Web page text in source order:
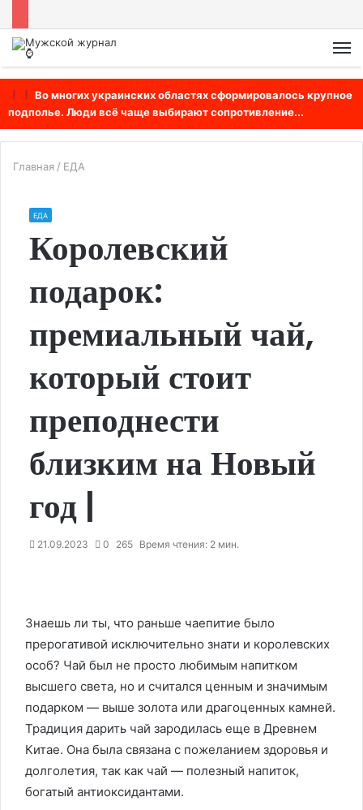
Во многих украинских областях сформировалось крупное
подполье. Люди всё чаще выбирают сопротивление...
Главная / ЕДА
ЕДА
Королевский
подарок:
премиальный чай,
который стоит
преподнести
близким на Новый
год |
21.09.2023 0 265 Время чтения: 2 мин.
Знаешь ли ты, что раньше чаепитие было
прерогативой исключительно знати и королевских
особ? Чай был не просто любимым напитком
высшего света, но и считался ценным и значимым
подарком — выше золота или драгоценных камней.
Традиция дарить чай зародилась еще в Древнем
Китае. Она была связана с пожеланием здоровья и
долголетия, так как чай — полезный напиток,
богатый антиоксидантами.